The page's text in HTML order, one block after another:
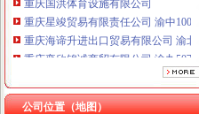
重庆星竣贸易有限责任公司 渝中100
重庆海谛升进出口贸易有限公司 渝北
重庆奕欣锦诚商贸有限公司 渝九50万
重庆三虹房地产营销策划有限公司
重庆宝鹰汽车销售有限公司
公司位置（地图）